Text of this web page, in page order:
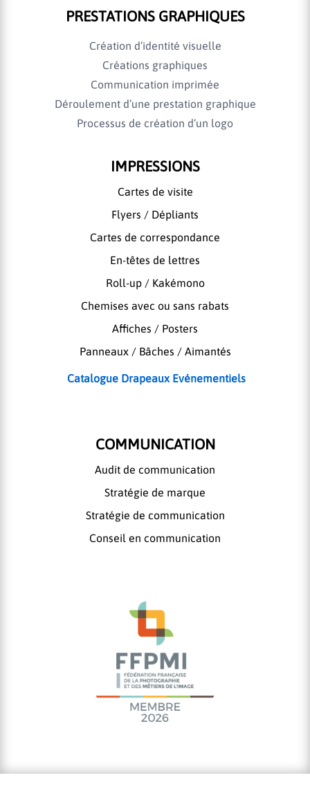
PRESTATIONS GRAPHIQUES
Création d’identité visuelle
Créations graphiques
Communication imprimée
Déroulement d’une prestation graphique
Processus de création d’un logo
IMPRESSIONS
Cartes de visite
Flyers / Dépliants
Cartes de correspondance
En-têtes de lettres
Roll-up / Kakémono
Chemises avec ou sans rabats
Affiches / Posters
Panneaux / Bâches / Aimantés
Catalogue Drapeaux Evénementiels
COMMUNICATION
Audit de communication
Stratégie de marque
Stratégie de communication
Conseil en communication